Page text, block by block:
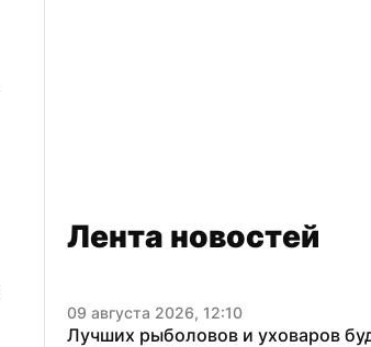
Лента новостей
09 августа 2026, 12:10
Лучших рыболовов и уховаров